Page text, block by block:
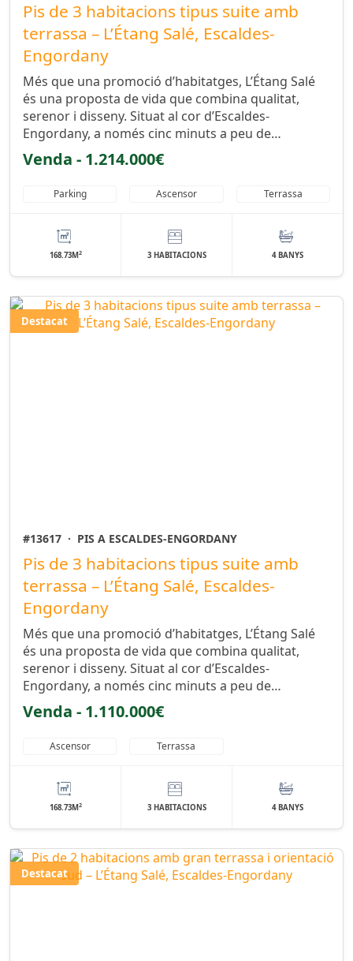
Pis de 3 habitacions tipus suite amb
terrassa – L’Étang Salé, Escaldes-
Engordany
Més que una promoció d’habitatges, L’Étang Salé
és una proposta de vida que combina qualitat,
serenor i disseny. Situat al cor d’Escaldes-
Engordany, a només cinc minuts a peu de…
Venda - 1.214.000€
Parking Ascensor Terrassa
168.73M2 3 HABITACIONS 4 BANYS
Destacat
#13617 · PIS A ESCALDES-ENGORDANY
Pis de 3 habitacions tipus suite amb
terrassa – L’Étang Salé, Escaldes-
Engordany
Més que una promoció d’habitatges, L’Étang Salé
és una proposta de vida que combina qualitat,
serenor i disseny. Situat al cor d’Escaldes-
Engordany, a només cinc minuts a peu de…
Venda - 1.110.000€
Ascensor Terrassa
168.73M2 3 HABITACIONS 4 BANYS
Destacat